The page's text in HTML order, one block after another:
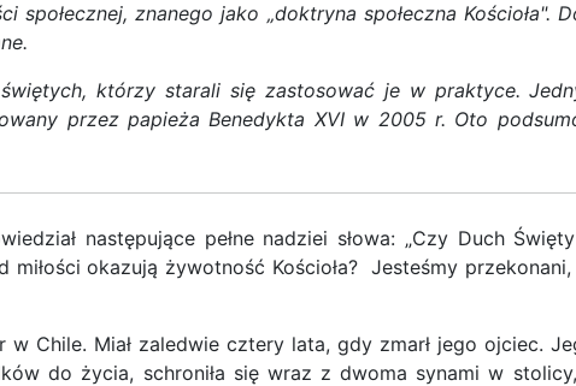
znanego jako „doktryna społeczna Kościoła".
świętych, którzy starali się zastosować je w praktyce.
przez papieża Benedykta XVI w 2005 r. Oto
następujące pełne nadziei słowa: „Czy Duch
okazują żywotność Kościoła? Jesteśmy
Chile. Miał zaledwie cztery lata, gdy zmarł jego ojciec.
do życia, schroniła się wraz z dwoma synami w